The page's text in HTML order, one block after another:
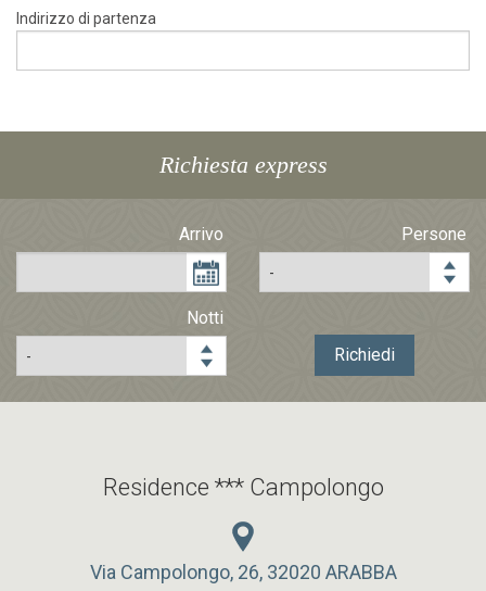
Indirizzo di partenza
Richiesta express
Arrivo Persone
Notti
Richiedi
Residence *** Campolongo
Via Campolongo, 26, 32020 ARABBA